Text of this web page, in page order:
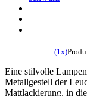
(1x)
Eine stilvolle
Metallgestell der
Mattlackierung, in